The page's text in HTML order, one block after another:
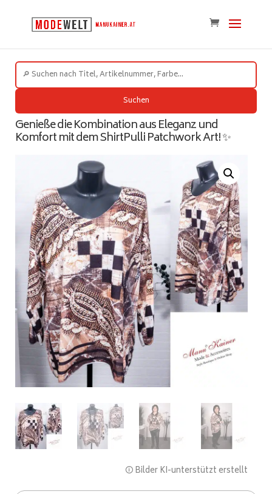
Suchen
Genieße die Kombination aus Eleganz und
Komfort mit dem ShirtPulli Patchwork Art! ✨
🛈 Bilder KI-unterstützt erstellt